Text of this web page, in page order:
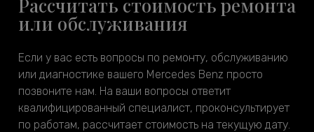
Рассчитать стоимость ремонта
или обслуживания
Если у вас есть вопросы по ремонту, обслуживанию
или диагностике вашего Mercedes Benz просто
позвоните нам. На ваши вопросы ответит
квалифицированный специалист, проконсультирует
по работам, рассчитает стоимость на текущую дату.